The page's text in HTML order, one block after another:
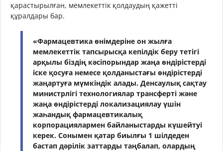
қарастырылған, мемлекеттік қолдаудың қажетті
құралдары бар.
«Фармацевтика өнімдеріне он жылға
мемлекеттік тапсырысқа кепілдік беру тетігі
арқылы біздің кәсіпорындар жаңа өндірістерді
іске қосуға немесе қолданыстағы өндірістерді
жаңартуға мүмкіндік алады. Денсаулық сақтау
министрлігі технологиялар трансферті және
жаңа өндірістерді локализациялау үшін
жаһандық фармацевтикалық
корпорациялармен байланыстарды күшейтуі
керек. Сонымен қатар биылғы 1 шілдеден
бастап дәрілік заттарды таңбалап, олардың